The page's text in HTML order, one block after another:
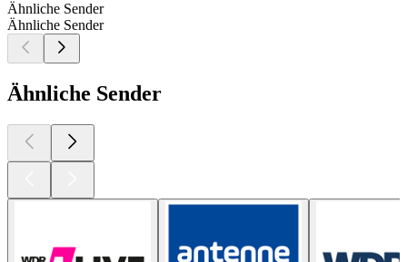
Ähnliche Sender
Ähnliche Sender
Ähnliche Sender